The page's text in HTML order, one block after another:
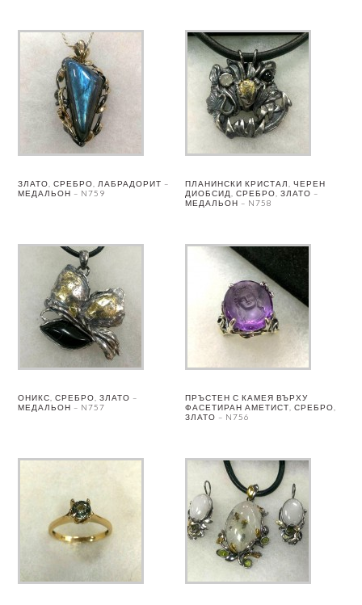
ЗЛАТО, СРЕБРО, ЛАБРАДОРИТ –
МЕДАЛЬОН – N759
ПЛАНИНСКИ КРИСТАЛ, ЧЕРЕН
ДИОБСИД, СРЕБРО, ЗЛАТО –
МЕДАЛЬОН – N758
ОНИКС, СРЕБРО, ЗЛАТО –
МЕДАЛЬОН – N757
ПРЪСТЕН С КАМЕЯ ВЪРХУ
ФАСЕТИРАН АМЕТИСТ, СРЕБРО,
ЗЛАТО – N756